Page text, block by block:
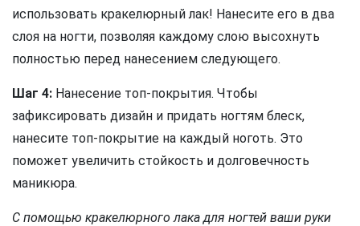
использовать кракелюрный лак! Нанесите его в два
слоя на ногти, позволяя каждому слою высохнуть
полностью перед нанесением следующего.
Шаг 4: Нанесение топ-покрытия. Чтобы
зафиксировать дизайн и придать ногтям блеск,
нанесите топ-покрытие на каждый ноготь. Это
поможет увеличить стойкость и долговечность
маникюра.
С помощью кракелюрного лака для ногтей ваши руки